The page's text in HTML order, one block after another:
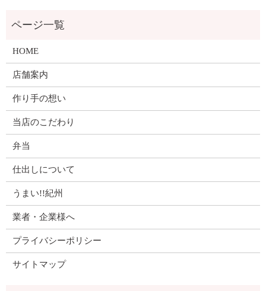
HOME
店舗案内
作り手の想い
当店のこだわり
弁当
仕出しについて
うまい!!紀州
業者・企業様へ
プライバシーポリシー
サイトマップ